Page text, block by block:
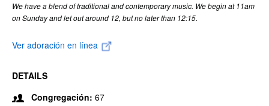
We have a blend of traditional and contemporary music. We begin at 11am
on Sunday and let out around 12, but no later than 12:15.
Ver adoración en línea
DETAILS
Congregación: 67